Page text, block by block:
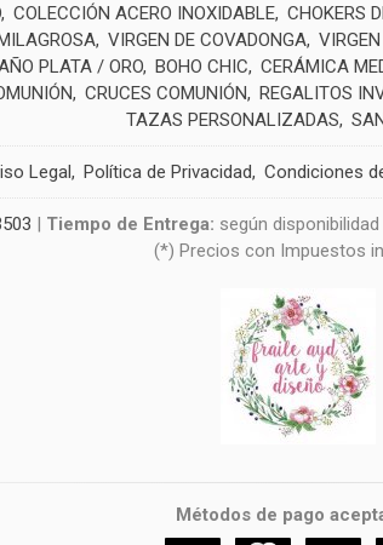
COLECCIÓN ACERO INOXIDABLE CHOKERS
VIRGEN DE COVADONGA
PLATA / ORO BOHO CHIC CERÁMICA
CRUCES COMUNIÓN REGALITOS
TAZAS PERSONALIZADAS
Legal Política de Privacidad Condiciones
| Tiempo de Entrega: según
(*) Precios con Impuestos
Métodos de pago